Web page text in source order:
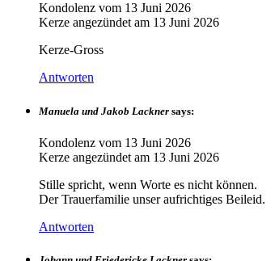
Kondolenz vom 13 Juni 2026
Kerze angezündet am 13 Juni 2026
Kerze-Gross
Antworten
Manuela und Jakob Lackner says:
Kondolenz vom 13 Juni 2026
Kerze angezündet am 13 Juni 2026
Stille spricht, wenn Worte es nicht können.
Der Trauerfamilie unser aufrichtiges Beileid.
Antworten